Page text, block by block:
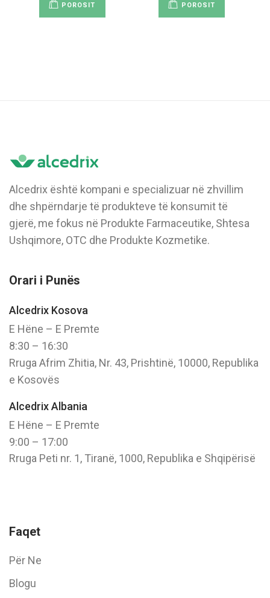
POROSIT POROSIT
Alcedrix është kompani e specializuar në zhvillim
dhe shpërndarje të produkteve të konsumit të
gjerë, me fokus në Produkte Farmaceutike, Shtesa
Ushqimore, OTC dhe Produkte Kozmetike.
Orari i Punës
Alcedrix Kosova
E Hëne – E Premte
8:30 – 16:30
Rruga Afrim Zhitia, Nr. 43, Prishtinë, 10000, Republika
e Kosovës
Alcedrix Albania
E Hëne – E Premte
9:00 – 17:00
Rruga Peti nr. 1, Tiranë, 1000, Republika e Shqipërisë
Faqet
Për Ne
Blogu